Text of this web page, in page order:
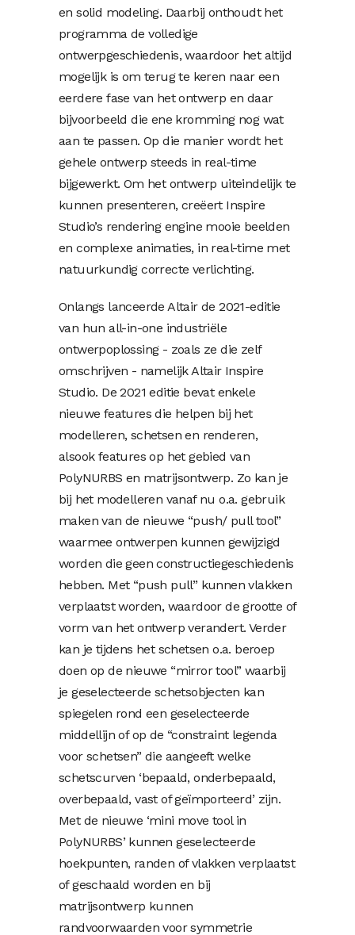
en solid modeling. Daarbij onthoudt het
programma de volledige
ontwerpgeschiedenis, waardoor het altijd
mogelijk is om terug te keren naar een
eerdere fase van het ontwerp en daar
bijvoorbeeld die ene kromming nog wat
aan te passen. Op die manier wordt het
gehele ontwerp steeds in real-time
bijgewerkt. Om het ontwerp uiteindelijk te
kunnen presenteren, creëert Inspire
Studio’s rendering engine mooie beelden
en complexe animaties, in real-time met
natuurkundig correcte verlichting.
Onlangs lanceerde Altair de 2021-editie
van hun all-in-one industriële
ontwerpoplossing - zoals ze die zelf
omschrijven - namelijk Altair Inspire
Studio. De 2021 editie bevat enkele
nieuwe features die helpen bij het
modelleren, schetsen en renderen,
alsook features op het gebied van
PolyNURBS en matrijsontwerp. Zo kan je
bij het modelleren vanaf nu o.a. gebruik
maken van de nieuwe “push/ pull tool”
waarmee ontwerpen kunnen gewijzigd
worden die geen constructiegeschiedenis
hebben. Met “push pull” kunnen vlakken
verplaatst worden, waardoor de grootte of
vorm van het ontwerp verandert. Verder
kan je tijdens het schetsen o.a. beroep
doen op de nieuwe “mirror tool” waarbij
je geselecteerde schetsobjecten kan
spiegelen rond een geselecteerde
middellijn of op de “constraint legenda
voor schetsen” die aangeeft welke
schetscurven ‘bepaald, onderbepaald,
overbepaald, vast of geïmporteerd’ zijn.
Met de nieuwe ‘mini move tool in
PolyNURBS’ kunnen geselecteerde
hoekpunten, randen of vlakken verplaatst
of geschaald worden en bij
matrijsontwerp kunnen
randvoorwaarden voor symmetrie